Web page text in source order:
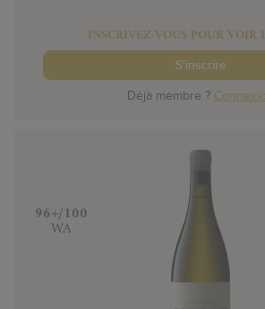
INSCRIVEZ-VOUS POUR VOIR
S'inscrire
Déjà membre ?
‍96+/100
WA